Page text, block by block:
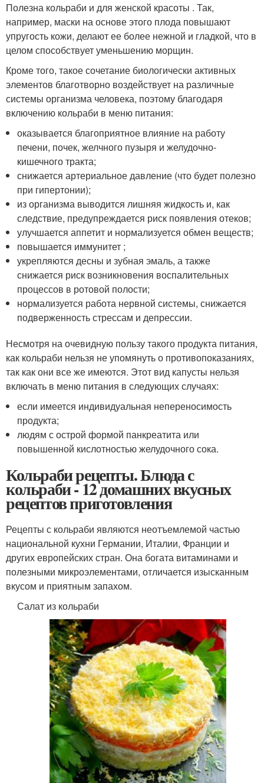
Полезна кольраби и для женской красоты . Так,
например, маски на основе этого плода повышают
упругость кожи, делают ее более нежной и гладкой, что в
целом способствует уменьшению морщин.
Кроме того, такое сочетание биологически активных
элементов благотворно воздействует на различные
системы организма человека, поэтому благодаря
включению кольраби в меню питания:
оказывается благоприятное влияние на работу
печени, почек, желчного пузыря и желудочно-
кишечного тракта;
снижается артериальное давление (что будет полезно
при гипертонии);
из организма выводится лишняя жидкость и, как
следствие, предупреждается риск появления отеков;
улучшается аппетит и нормализуется обмен веществ;
повышается иммунитет ;
укрепляются десны и зубная эмаль, а также
снижается риск возникновения воспалительных
процессов в ротовой полости;
нормализуется работа нервной системы, снижается
подверженность стрессам и депрессии.
Несмотря на очевидную пользу такого продукта питания,
как кольраби нельзя не упомянуть о противопоказаниях,
так как они все же имеются. Этот вид капусты нельзя
включать в меню питания в следующих случаях:
если имеется индивидуальная непереносимость
продукта;
людям с острой формой панкреатита или
повышенной кислотностью желудочного сока.
Кольраби рецепты. Блюда с
кольраби - 12 домашних вкусных
рецептов приготовления
Рецепты с кольраби являются неотъемлемой частью
национальной кухни Германии, Италии, Франции и
других европейских стран. Она богата витаминами и
полезными микроэлементами, отличается изысканным
вкусом и приятным запахом.
Салат из кольраби